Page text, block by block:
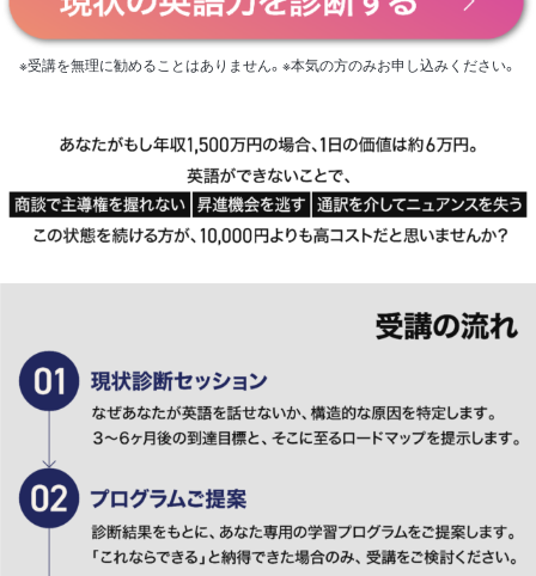
※受講を無理に勧めることはありません。※本気の方のみお申し込みください。